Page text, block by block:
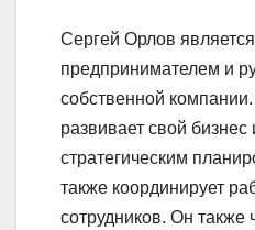
Сергей Орлов
предпринимателем и
собственной
развивает свой бизнес
стратегическим
также координирует
сотрудников. Он также